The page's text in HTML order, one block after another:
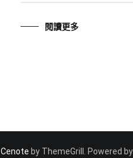
閱讀更多
Cenote by ThemeGrill. Powered by